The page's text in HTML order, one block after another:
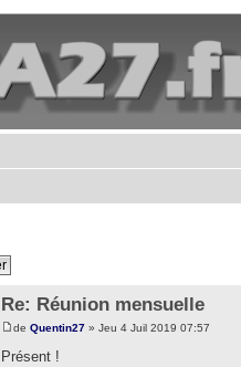
Re: Réunion mensuelle
deQuentin27 » Jeu 4 Juil 2019 07:57
Présent !